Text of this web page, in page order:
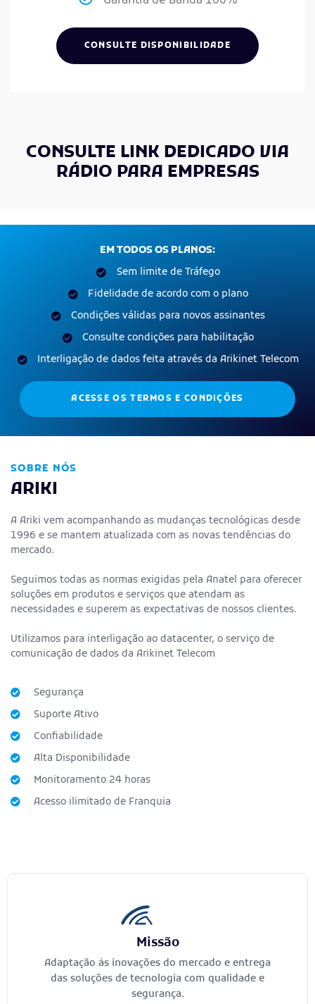
CONSULTE DISPONIBILIDADE
CONSULTE LINK DEDICADO VIA
RÁDIO PARA EMPRESAS
EM TODOS OS PLANOS:
Sem limite de Tráfego
Fidelidade de acordo com o plano
Condições válidas para novos assinantes
Consulte condições para habilitação
Interligação de dados feita através da Arikinet Telecom
ACESSE OS TERMOS E CONDIÇÕES
SOBRE NÓS
ARIKI
A Ariki vem acompanhando as mudanças tecnológicas desde
1996 e se mantem atualizada com as novas tendências do
mercado.
Seguimos todas as normas exigidas pela Anatel para oferecer
soluções em produtos e serviços que atendam as
necessidades e superem as expectativas de nossos clientes.
Utilizamos para interligação ao datacenter, o serviço de
comunicação de dados da Arikinet Telecom
Segurança
Suporte Ativo
Confiabilidade
Alta Disponibilidade
Monitoramento 24 horas
Acesso ilimitado de Franquia
Missão
Adaptação às inovações do mercado e entrega
das soluções de tecnologia com qualidade e
segurança.